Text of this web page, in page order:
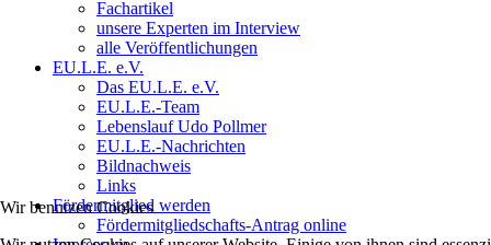
Fachartikel
unsere Experten im Interview
alle Veröffentlichungen
EU.L.E. e.V.
Das EU.L.E. e.V.
EU.L.E.-Team
Lebenslauf Udo Pollmer
EU.L.E.-Nachrichten
Bildnachweis
Links
Fördermitglied werden
Fördermitgliedschafts-Antrag online
Wir benutzen Cookies